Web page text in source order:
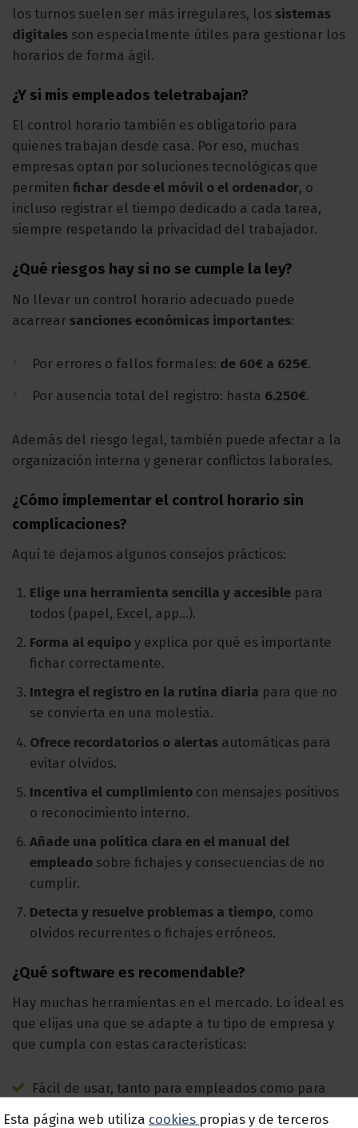
los turnos suelen ser más irregulares, los sistemas
digitales son especialmente útiles para gestionar los
horarios de forma ágil.
¿Y si mis empleados teletrabajan?
El control horario también es obligatorio para
quienes trabajan desde casa. Por eso, muchas
empresas optan por soluciones tecnológicas que
permiten fichar desde el móvil o el ordenador, o
incluso registrar el tiempo dedicado a cada tarea,
siempre respetando la privacidad del trabajador.
¿Qué riesgos hay si no se cumple la ley?
No llevar un control horario adecuado puede
acarrear sanciones económicas importantes:
Por errores o fallos formales: de 60€ a 625€.
Por ausencia total del registro: hasta 6.250€.
Además del riesgo legal, también puede afectar a la
organización interna y generar conflictos laborales.
¿Cómo implementar el control horario sin
complicaciones?
Aquí te dejamos algunos consejos prácticos:
Elige una herramienta sencilla y accesiblepara
todos (papel, Excel, app…).
Forma al equipoy explica por qué es importante
fichar correctamente.
Integra el registro en la rutina diaria para que no
se convierta en una molestia.
Ofrece recordatorios o alertasautomáticas para
evitar olvidos.
Incentiva el cumplimientocon mensajes positivos
o reconocimiento interno.
Añade una política clara en el manual del
empleadosobre fichajes y consecuencias de no
cumplir.
Detecta y resuelve problemas a tiempo, como
olvidos recurrentes o fichajes erróneos.
¿Qué software es recomendable?
Hay muchas herramientas en el mercado. Lo ideal es
que elijas una que se adapte a tu tipo de empresa y
que cumpla con estas características:
Fácil de usar, tanto para empleados como para
Esta página web utiliza cookies propias y de terceros